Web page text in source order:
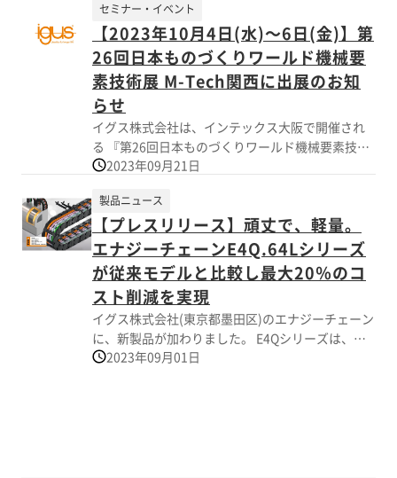
り添う製品づくりを続けてまいります。 ■ドライ
リンRとは ドライリンRは、シャフトに沿って直線
運動を行うリニアブッシュで、自己潤滑性のある
高性能樹脂素材を使用。ボールレス構造により、
低騒音・メンテナンスフリー・高耐久性を実現し
ています。
きるため、より適切な樹脂素材の選択が可能とな
ります。 製品寿命の予測は、当社の3,800平方メー
トルにおよぶ研究施設で実施した 試験結果のデー
タに基づいています。 450機の試験設備を使用
し、毎年11,000件の摩耗試験を行っており、イグ
リデュール を使用した3Dプリント部品は、他の3D
プリント素材を使用した場合と比べて 最大50倍製
品寿命が長くなるという試験結果が得られていま
す。 当社では、様々な業界のお客様に対して、4種
メント、新製品のイグリデュールi3000 3Dプリン
ト用レジンの他に、 射出成形用に50種類以上のイ
グリデュール素材を提供しております。 ご要望の
際はお気軽にお問い合わせください。
【2023年10月4日(水)～6日(金)】第
26回日本ものづくりワールド機械要
素技術展 M-Tech関西に出展のお知
らせ
セミナー・イベント
イグス株式会社は、インテックス大阪で開催され
る 『第26回日本ものづくりワールド機械要素技術
展 M-Tech関西』に 出展いたします。 当社では、
か、主力製品の ケーブル保護管や可動ケーブル、
高機能ポリマー製すべり軸受け、リニアガイド、
予知保全システム、ファクトリーオートメーショ
ンロボットなど、高耐久 エンジニアリングプラス
チックを活用した製品群を幅広くご紹介します。
皆さまのご来場を心よりお待ちしております。
2023年09月21日
【プレスリリース】頑丈で、軽量。
エナジーチェーンE4Q.64Lシリーズ
が従来モデルと比較し最大20％のコ
スト削減を実現
製品ニュース
イグス株式会社(東京都墨田区)のエナジーチェーン
に、新製品が加わりました。 E4Qシリーズは、フ
リースパン走行仕様で長いストロークに対応し、
2023年09月01日